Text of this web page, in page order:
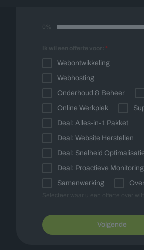
Ik wil een offerte voor: *
Webontwikkeling
Webhosting
Onderhoud & Beheer
Online Werkplek
Deal: Alles-in-1 Pakket
Deal: Website Herstellen
Deal: Snelheid Optimalisatie
Deal: Proactieve Monitoring
Samenwerking
Volgende